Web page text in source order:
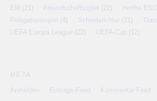
EM (21) Freundschaftsspiel (22) Hertha
Relegationsspiel (4) Schiedsrichter (21)
UEFA Europa League (22) UEFA-Cup (12)
Anmelden Eintrags-Feed Kommentar-Feed